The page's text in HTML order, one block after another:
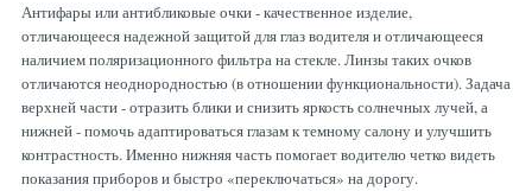
Антифары или антибликовые очки - качественное изделие,
отличающееся надежной защитой для глаз водителя и отличающееся
наличием поляризационного фильтра на стекле. Линзы таких очков
отличаются неоднородностью (в отношении функциональности). Задача
верхней части - отразить блики и снизить яркость солнечных лучей, а
нижней - помочь адаптироваться глазам к темному салону и улучшить
контрастность. Именно нижняя часть помогает водителю четко видеть
показания приборов и быстро «переключаться» на дорогу.